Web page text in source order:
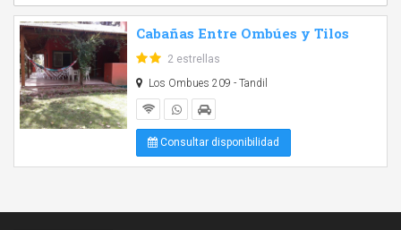
Cabañas Entre Ombúes y Tilos
2 estrellas
Los Ombues 209 - Tandil
Consultar disponibilidad